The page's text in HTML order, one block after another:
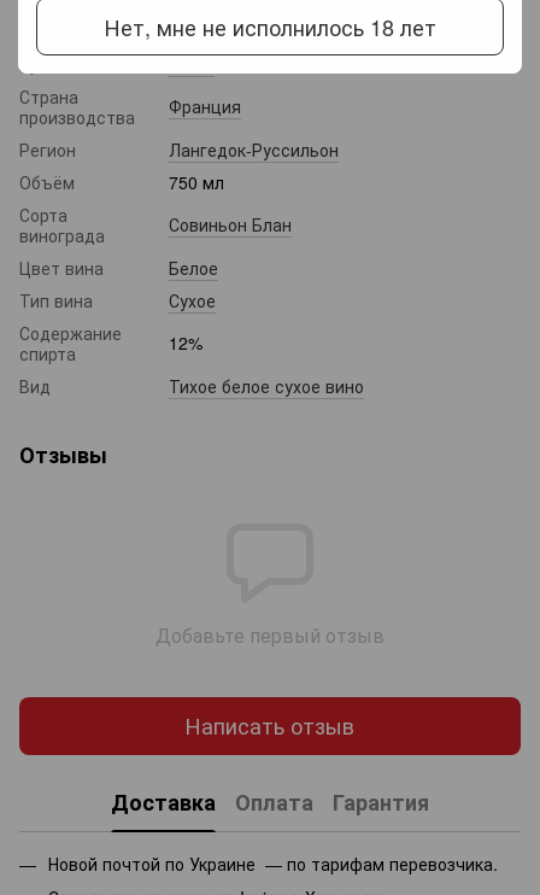
Нет, мне не исполнилось 18 лет
Cruse Sauvignon Blanc (белое сухое вино)
Производитель
Cruse
Страна
производства
Франция
Регион
Лангедок-Руссильон
Объём
750 мл
Сорта
винограда
Совиньон Блан
Цвет вина
Белое
Тип вина
Сухое
Содержание
спирта
12%
Вид
Тихое белое сухое вино
Отзывы
Добавьте первый отзыв
Написать отзыв
Доставка Оплата Гарантия
Новой почтой по Украине — по тарифам перевозчика.